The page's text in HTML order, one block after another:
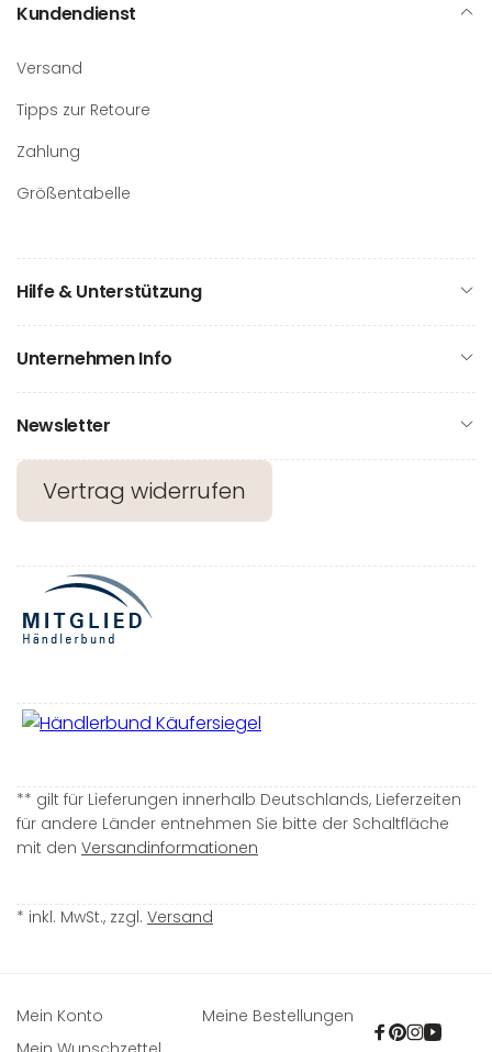
Kundendienst
Versand
Tipps zur Retoure
Zahlung
Größentabelle
Hilfe & Unterstützung
Unternehmen Info
Newsletter
Vertrag widerrufen
** gilt für Lieferungen innerhalb Deutschlands, Lieferzeiten
für andere Länder entnehmen Sie bitte der Schaltfläche
mit den Versandinformationen
* inkl. MwSt., zzgl. Versand
Mein Konto
Meine Bestellungen
Facebook
Pinterest